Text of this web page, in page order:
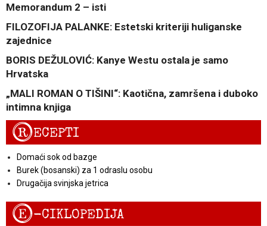
Memorandum 2 – isti
FILOZOFIJA PALANKE: Estetski kriteriji huliganske
zajednice
BORIS DEŽULOVIĆ: Kanye Westu ostala je samo
Hrvatska
„MALI ROMAN O TIŠINI“: Kaotična, zamršena i duboko
intimna knjiga
RECEPTI
Domaći sok od bazge
Burek (bosanski) za 1 odraslu osobu
Drugačija svinjska jetrica
E-CIKLOPEDIJA